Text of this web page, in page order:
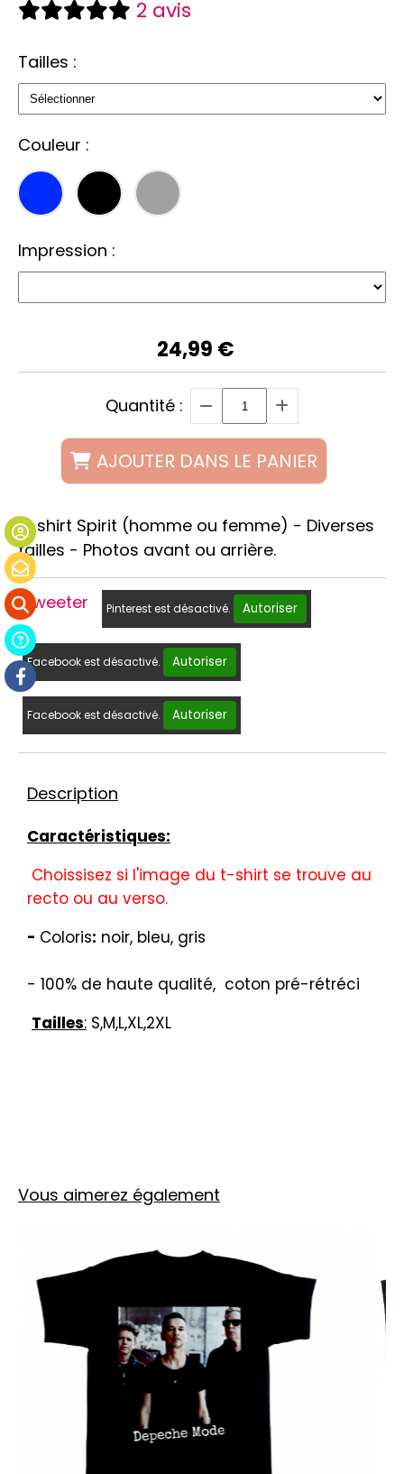
2 avis
Tailles :
Couleur :
Impression :
24,99 €
Quantité :
AJOUTER DANS LE PANIER
T-shirt Spirit (homme ou femme) - Diverses
tailles - Photos avant ou arrière.
Tweeter Pinterest est désactivé. Autoriser
Facebook est désactivé. Autoriser
Facebook est désactivé. Autoriser
Description
Caractéristiques:
Choissisez si l'image du t-shirt se trouve au
recto ou au verso.
- Coloris: noir, bleu, gris
- 100% de haute qualité, coton pré-rétréci
Tailles: S,M,L,XL,2XL
Vous aimerez également